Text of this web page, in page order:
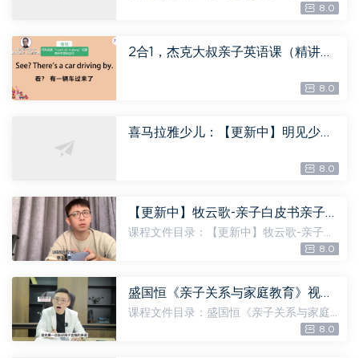
中】吴有用·宋朝上学记 体积大小：1.04G
小诗仙归来.mp3 [21.74M] ...
8.0
2合1，杰克大叔亲子英语课（精讲课 + 跟读课）_UncleJack，百度网盘分享
8.0
喜马拉雅少儿：【更新中】明见少年：名人博物馆500讲，百度网盘分享
8.0
【更新中】牧云歌-亲子白皮书亲子沟通+常见问题落地实操，百度网盘分享
课程文件目录：【更新中】牧云歌-亲子白
皮书亲子沟通+常见问题落地实操 体积大
的学习习惯.mp4 [22...
8.0
盛国恒《亲子关系与家庭教育》视频课，百度网盘分享
课程文件目录：盛国恒《亲子关系与家庭
8.0